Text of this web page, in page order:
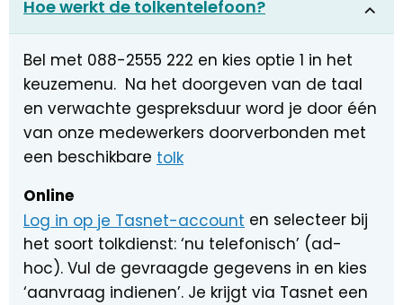
Hoe werkt de tolkentelefoon?
Bel met 088-2555 222 en kies optie 1 in het
keuzemenu. Na het doorgeven van de taal
en verwachte gespreksduur word je door één
van onze medewerkers doorverbonden met
een beschikbare tolk
Online
Log in op je Tasnet-account en selecteer bij
het soort tolkdienst: ‘nu telefonisch’ (ad-
hoc). Vul de gevraagde gegevens in en kies
‘aanvraag indienen’. Je krijgt via Tasnet een